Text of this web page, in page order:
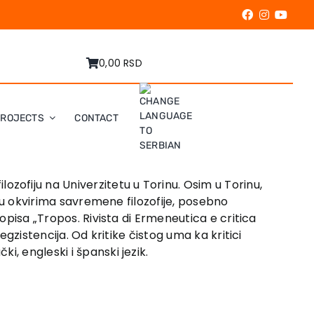
0,00 RSD
CONTACT
na Univerzitetu u Torinu. Osim u Torinu,
okvirima savremene filozofije, posebno
„Tropos. Rivista di Ermeneutica e critica
Od kritike čistog uma ka kritici
engleski i španski jezik.